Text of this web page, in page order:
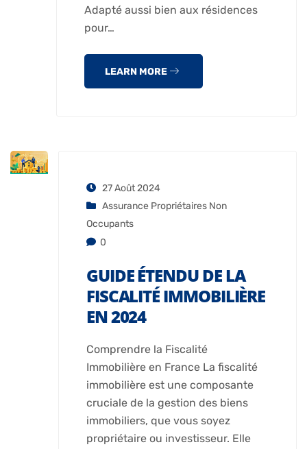
Adapté aussi bien aux résidences
pour…
LEARN MORE
27 Août 2024
Assurance Propriétaires Non
Occupants
0
GUIDE ÉTENDU DE LA
FISCALITÉ IMMOBILIÈRE
EN 2024
Comprendre la Fiscalité
Immobilière en France La fiscalité
immobilière est une composante
cruciale de la gestion des biens
immobiliers, que vous soyez
propriétaire ou investisseur. Elle